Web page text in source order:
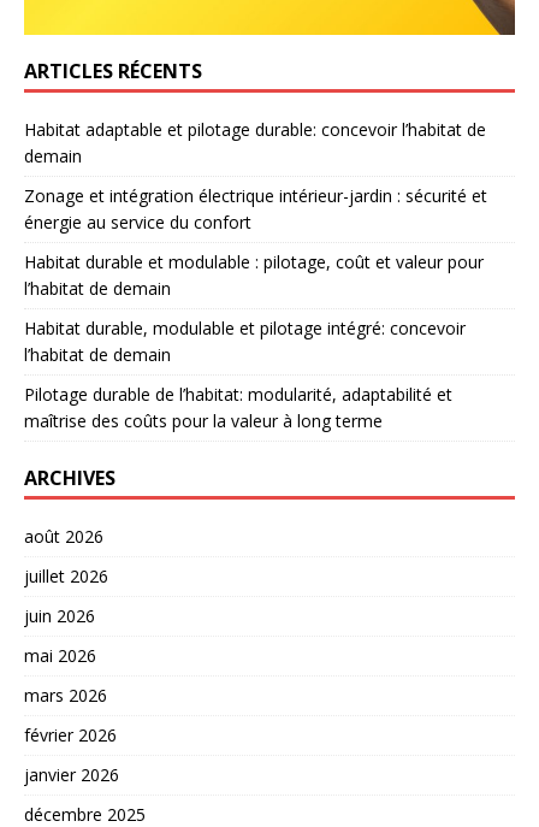
ARTICLES RÉCENTS
Habitat adaptable et pilotage durable: concevoir l’habitat de
demain
Zonage et intégration électrique intérieur-jardin : sécurité et
énergie au service du confort
Habitat durable et modulable : pilotage, coût et valeur pour
l’habitat de demain
Habitat durable, modulable et pilotage intégré: concevoir
l’habitat de demain
Pilotage durable de l’habitat: modularité, adaptabilité et
maîtrise des coûts pour la valeur à long terme
ARCHIVES
août 2026
juillet 2026
juin 2026
mai 2026
mars 2026
février 2026
janvier 2026
décembre 2025